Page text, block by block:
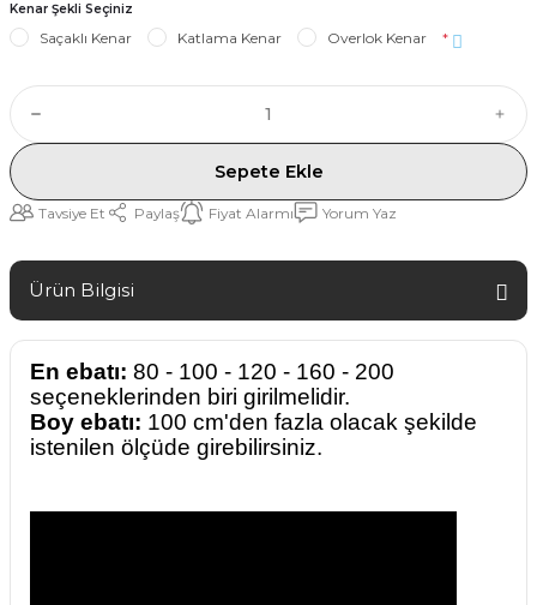
Kenar Şekli Seçiniz
Saçaklı Kenar Katlama Kenar Overlok Kenar *
Sepete Ekle
Tavsiye Et Paylaş Fiyat Alarmı Yorum Yaz
Ürün Bilgisi
En ebatı: 80 - 100 - 120 - 160 - 200
seçeneklerinden biri girilmelidir.
Boy ebatı: 100 cm'den fazla olacak şekilde
istenilen ölçüde girebilirsiniz.